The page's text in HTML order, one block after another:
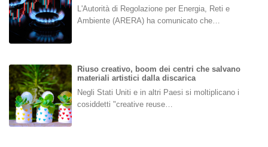
L'Autorità di Regolazione per Energia, Reti e
Ambiente (ARERA) ha comunicato che…
Riuso creativo, boom dei centri che salvano
materiali artistici dalla discarica
Negli Stati Uniti e in altri Paesi si moltiplicano i
cosiddetti "creative reuse…